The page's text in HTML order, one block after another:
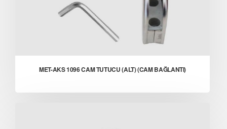
MET-AKS 1096 CAM TUTUCU (ALT) (CAM BAĞLANTI)